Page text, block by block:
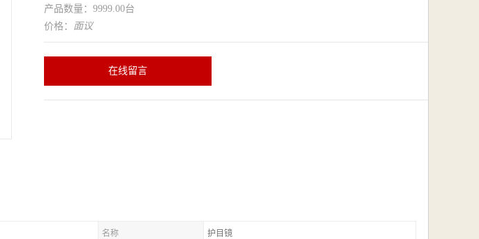
产品数量：9999.00台
价格： 面议
在线留言
名称 护目镜